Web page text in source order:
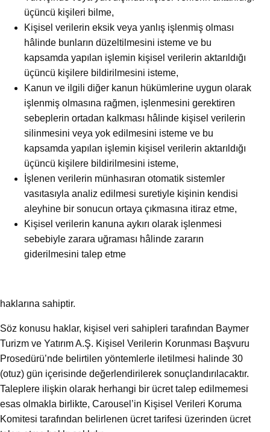
üçüncü kişileri bilme,
Kişisel verilerin eksik veya yanlış işlenmiş olması
hâlinde bunların düzeltilmesini isteme ve bu
kapsamda yapılan işlemin kişisel verilerin aktarıldığı
üçüncü kişilere bildirilmesini isteme,
Kanun ve ilgili diğer kanun hükümlerine uygun olarak
işlenmiş olmasına rağmen, işlenmesini gerektiren
sebeplerin ortadan kalkması hâlinde kişisel verilerin
silinmesini veya yok edilmesini isteme ve bu
kapsamda yapılan işlemin kişisel verilerin aktarıldığı
üçüncü kişilere bildirilmesini isteme,
İşlenen verilerin münhasıran otomatik sistemler
vasıtasıyla analiz edilmesi suretiyle kişinin kendisi
aleyhine bir sonucun ortaya çıkmasına itiraz etme,
Kişisel verilerin kanuna aykırı olarak işlenmesi
sebebiyle zarara uğraması hâlinde zararın
giderilmesini talep etme
haklarına sahiptir.
Söz konusu haklar, kişisel veri sahipleri tarafından Baymer
Turizm ve Yatırım A.Ş. Kişisel Verilerin Korunması Başvuru
Prosedürü’nde belirtilen yöntemlerle iletilmesi halinde 30
(otuz) gün içerisinde değerlendirilerek sonuçlandırılacaktır.
Taleplere ilişkin olarak herhangi bir ücret talep edilmemesi
esas olmakla birlikte, Carousel’in Kişisel Verileri Koruma
Komitesi tarafından belirlenen ücret tarifesi üzerinden ücret